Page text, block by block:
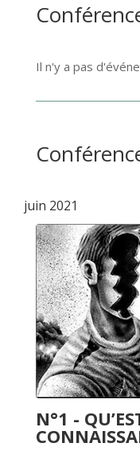
Il n'y a pas
juin 2021
N°1 -